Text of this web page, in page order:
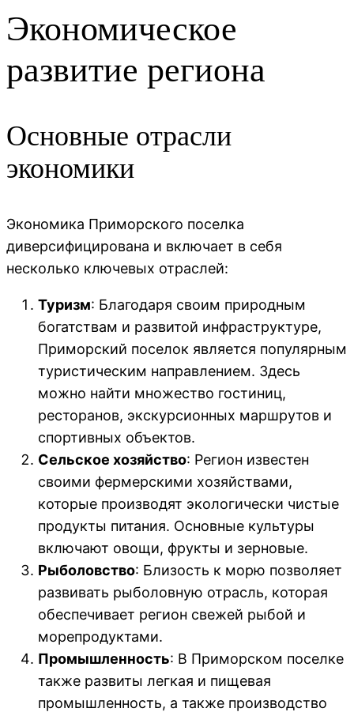
Экономическое
развитие региона
Основные отрасли
экономики
Экономика Приморского поселка
диверсифицирована и включает в себя
несколько ключевых отраслей:
Туризм: Благодаря своим природным
богатствам и развитой инфраструктуре,
Приморский поселок является популярным
туристическим направлением. Здесь
можно найти множество гостиниц,
ресторанов, экскурсионных маршрутов и
спортивных объектов.
Сельское хозяйство: Регион известен
своими фермерскими хозяйствами,
которые производят экологически чистые
продукты питания. Основные культуры
включают овощи, фрукты и зерновые.
Рыболовство: Близость к морю позволяет
развивать рыболовную отрасль, которая
обеспечивает регион свежей рыбой и
морепродуктами.
Промышленность: В Приморском поселке
также развиты легкая и пищевая
промышленность, а также производство